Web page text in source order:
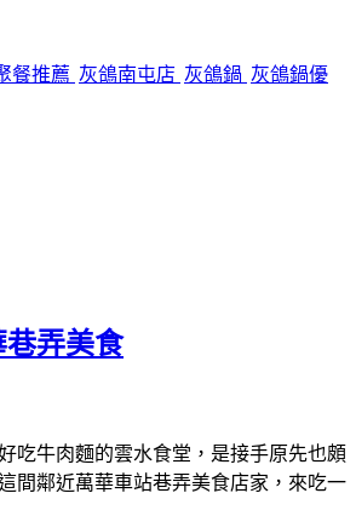
餐推薦 灰鴿南屯店 灰鴿鍋 灰鴿鍋優
巷弄美食
吃牛肉麵的雲水食堂，是接手原先也頗
間鄰近萬華車站巷弄美食店家，來吃一